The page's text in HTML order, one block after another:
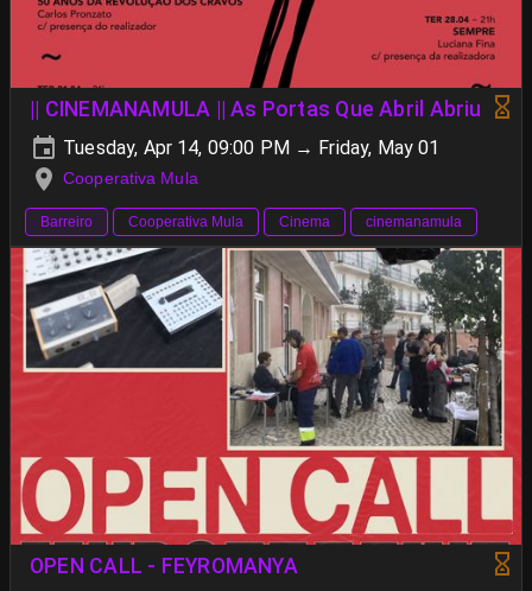
|| CINEMANAMULA || As Portas Que Abril Abriu
Tuesday, Apr 14, 09:00 PM → Friday, May 01
Cooperativa Mula
Barreiro Cooperativa Mula Cinema cinemanamula
OPEN CALL - FEYROMANYA